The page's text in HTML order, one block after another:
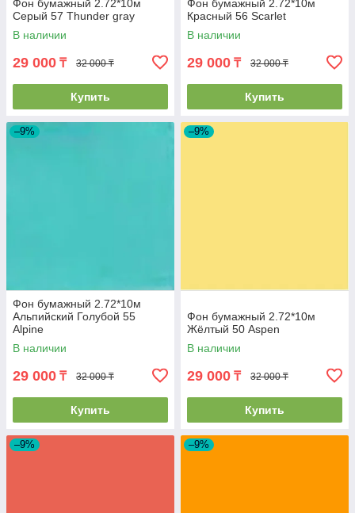
Фон бумажный 2.72*10м
Серый 57 Thunder gray
В наличии
29 000 ₸ 32 000 ₸
Купить
Фон бумажный 2.72*10м
Красный 56 Scarlet
В наличии
29 000 ₸ 32 000 ₸
Купить
–9%
Фон бумажный 2.72*10м
Альпийский Голубой 55
Alpine
В наличии
29 000 ₸ 32 000 ₸
Купить
–9%
Фон бумажный 2.72*10м
Жёлтый 50 Aspen
В наличии
29 000 ₸ 32 000 ₸
Купить
–9% –9%